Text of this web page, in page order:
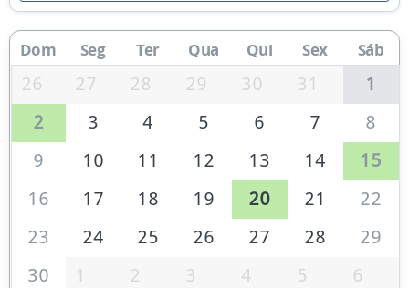
Dom Seg Ter Qua Qui Sex Sáb
26 27 28 29 30 31
1
2
3 4 5 6 7
8
9
10 11 12 13 14
15
16
17 18 19 20 21
22
23
24 25 26 27 28
29
30
1 2 3 4 5 6